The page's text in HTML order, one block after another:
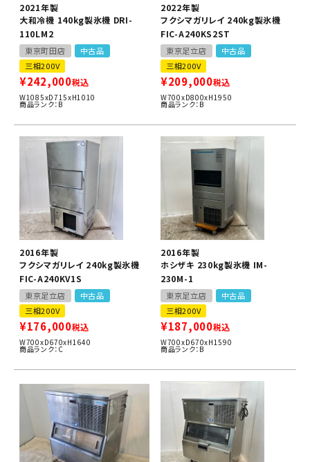
2021年製
大和冷機 140kg製氷機 DRI-
110LM2
東京町田店
中古品
三相200V
¥242,000税込
W1085xD715xH1010
商品ランク：B
2022年製
フクシマガリレイ 240kg製氷機
FIC-A240KS2ST
東京足立店
中古品
三相200V
¥209,000税込
W700xD800xH1950
商品ランク：B
2016年製
フクシマガリレイ 240kg製氷機
FIC-A240KV1S
東京足立店
中古品
三相200V
¥176,000税込
W700xD670xH1640
商品ランク：C
2016年製
ホシザキ 230kg製氷機 IM-
230M-1
東京足立店
中古品
三相200V
¥187,000税込
W700xD670xH1590
商品ランク：B